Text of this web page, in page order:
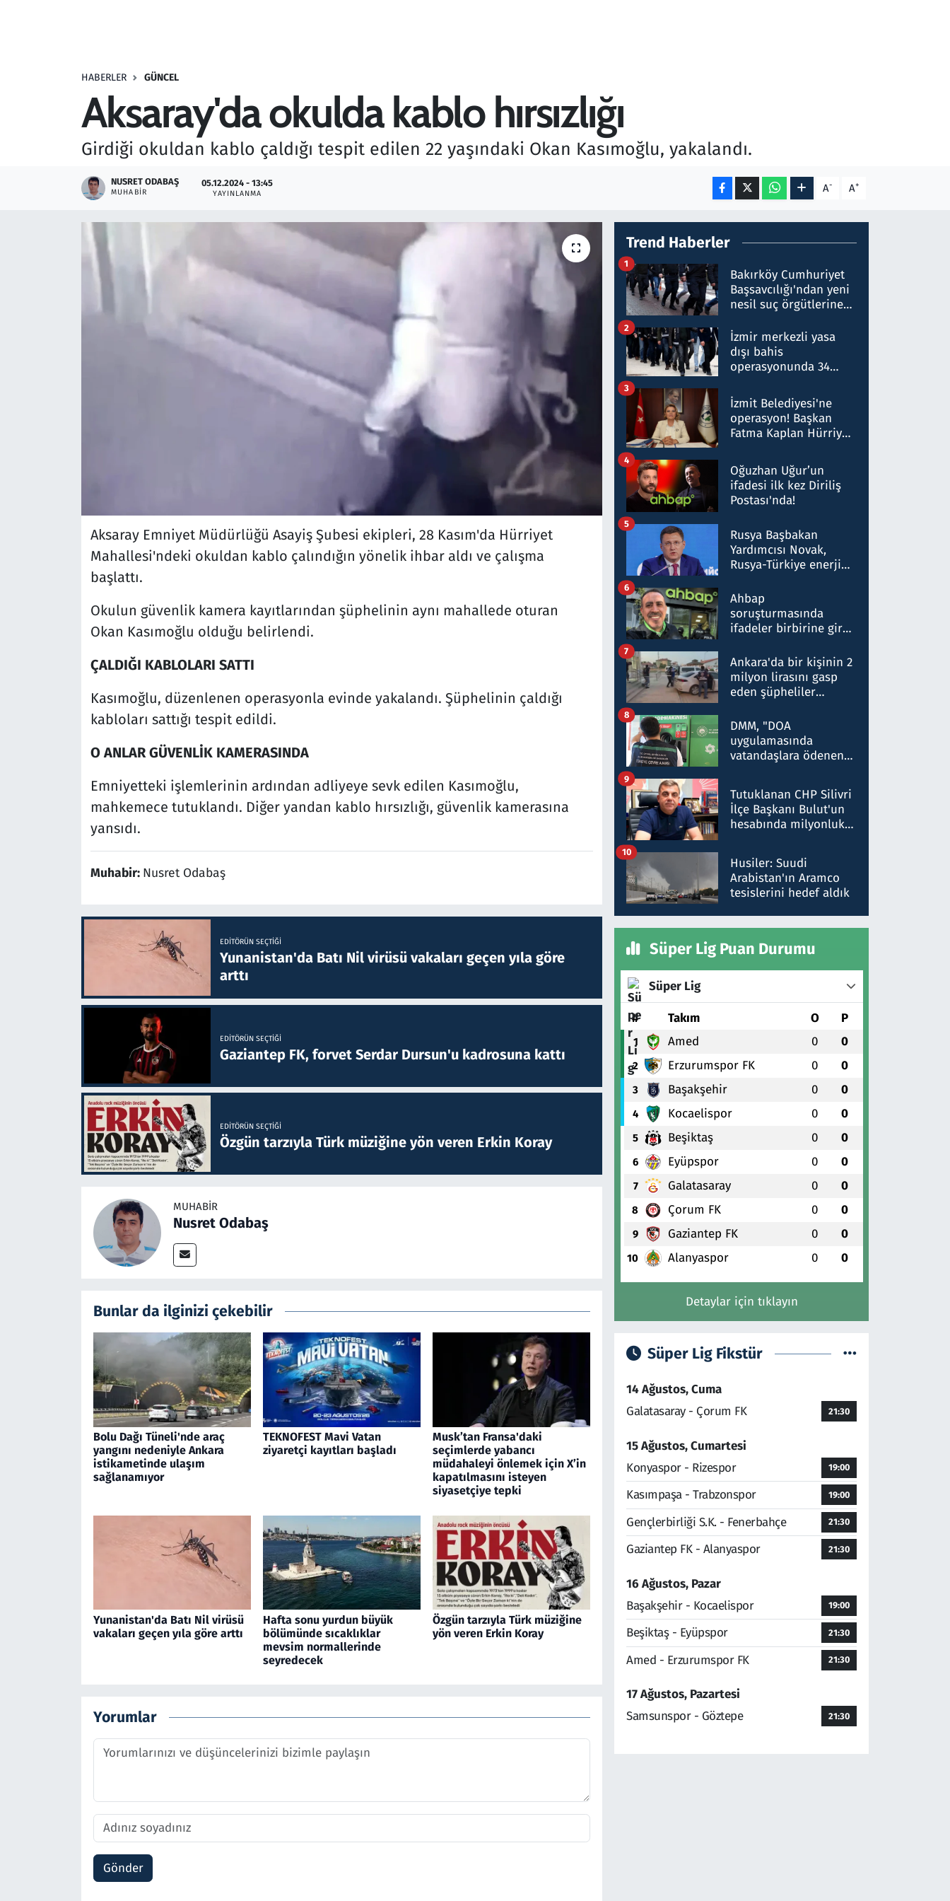
HABERLER GÜNCEL
Aksaray'da okulda kablo hırsızlığı
Girdiği okuldan kablo çaldığı tespit edilen 22 yaşındaki Okan Kasımoğlu, yakalandı.
NUSRET ODABAŞ
MUHABIR
05.12.2024 - 13:45
YAYINLANMA A- A+
Aksaray Emniyet Müdürlüğü Asayiş Şubesi ekipleri, 28 Kasım'da Hürriyet
Mahallesi'ndeki okuldan kablo çalındığın yönelik ihbar aldı ve çalışma
başlattı.
Okulun güvenlik kamera kayıtlarından şüphelinin aynı mahallede oturan
Okan Kasımoğlu olduğu belirlendi.
ÇALDIĞI KABLOLARI SATTI
Kasımoğlu, düzenlenen operasyonla evinde yakalandı. Şüphelinin çaldığı
kabloları sattığı tespit edildi.
O ANLAR GÜVENLİK KAMERASINDA
Emniyetteki işlemlerinin ardından adliyeye sevk edilen Kasımoğlu,
mahkemece tutuklandı. Diğer yandan kablo hırsızlığı, güvenlik kamerasına
yansıdı.
Muhabir: Nusret Odabaş
EDITÖRÜN SEÇTIĞI
Yunanistan'da Batı Nil virüsü vakaları geçen yıla göre
arttı
EDITÖRÜN SEÇTIĞI
Gaziantep FK, forvet Serdar Dursun'u kadrosuna kattı
EDITÖRÜN SEÇTIĞI
Özgün tarzıyla Türk müziğine yön veren Erkin Koray
MUHABIR
Nusret Odabaş
Bunlar da ilginizi çekebilir
Bolu Dağı Tüneli'nde araç
yangını nedeniyle Ankara
istikametinde ulaşım
sağlanamıyor
TEKNOFEST Mavi Vatan
ziyaretçi kayıtları başladı
Musk’tan Fransa'daki
seçimlerde yabancı
müdahaleyi önlemek için X’in
kapatılmasını isteyen
siyasetçiye tepki
Yunanistan'da Batı Nil virüsü
vakaları geçen yıla göre arttı
Hafta sonu yurdun büyük
bölümünde sıcaklıklar
mevsim normallerinde
seyredecek
Özgün tarzıyla Türk müziğine
yön veren Erkin Koray
Yorumlar
Gönder
Trend Haberler
Bakırköy Cumhuriyet
Başsavcılığı'ndan yeni
nesil suç örgütlerine
hakkında gözaltı kararı
1
İzmir merkezli yasa
dışı bahis
operasyonunda 34
Milyar liralık para
trafiği tespit edildi
2
İzmit Belediyesi'ne
operasyon! Başkan
Fatma Kaplan Hürriyet
3
Oğuzhan Uğur’un
ifadesi ilk kez Diriliş
Postası'nda!
4
Rusya Başbakan
Yardımcısı Novak,
Rusya-Türkiye enerji
nitelikte olduğunu
belirtti
5
Ahbap
soruşturmasında
ifadeler birbirine girdi:
ifadelerinden ortaya
çıkan tablo şok etti
6
Ankara'da bir kişinin 2
milyon lirasını gasp
eden şüpheliler
7
DMM, "DOA
uygulamasında
vatandaşlara ödenen
düşürüldüğü" iddiasını
yalanladı
8
Tutuklanan CHP Silivri
İlçe Başkanı Bulut'un
hesabında milyonluk
talimat verdi, ben
gönderdim
9
Husiler: Suudi
Arabistan'ın Aramco
tesislerini hedef aldık
10
Süper Lig Puan Durumu
Süper Lig
# Takım O P
1 Amed 0 0
2 Erzurumspor FK 0 0
3 Başakşehir 0 0
4 Kocaelispor 0 0
5 Beşiktaş 0 0
6 Eyüpspor 0 0
7 Galatasaray 0 0
8 Çorum FK 0 0
9 Gaziantep FK 0 0
10 Alanyaspor 0 0
Detaylar için tıklayın
Süper Lig Fikstür
14 Ağustos, Cuma
Galatasaray - Çorum FK
21:30
15 Ağustos, Cumartesi
Konyaspor - Rizespor
19:00
Kasımpaşa - Trabzonspor 19:00
Gençlerbirliği S.K. - Fenerbahçe 21:30
Gaziantep FK - Alanyaspor 21:30
16 Ağustos, Pazar
Başakşehir - Kocaelispor
19:00
Beşiktaş - Eyüpspor 21:30
Amed - Erzurumspor FK 21:30
17 Ağustos, Pazartesi
Samsunspor - Göztepe
21:30
Savunma Sanayi
Seçim 2023
Teknoloji ve Bilim